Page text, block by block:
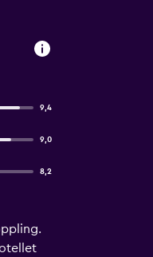
9,4
9,0
8,2